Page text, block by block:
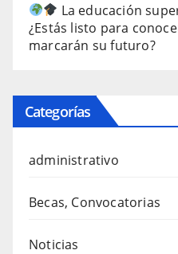
La educación
¿Estás listo para
marcarán su futuro?
Categorías
administrativo
Becas, Convocatorias
Noticias